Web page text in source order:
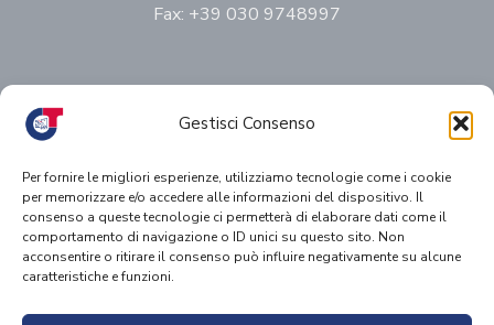
Gestisci Consenso
Per fornire le migliori esperienze, utilizziamo tecnologie come i cookie
per memorizzare e/o accedere alle informazioni del dispositivo. Il
consenso a queste tecnologie ci permetterà di elaborare dati come il
comportamento di navigazione o ID unici su questo sito. Non
acconsentire o ritirare il consenso può influire negativamente su alcune
caratteristiche e funzioni.
Fax: +39 030 9748997
R.E.A. BS315319 – R.Imp./C.F./p:IVA 03055070175 – Ca.
BS/1305773/N del 25/10/1989